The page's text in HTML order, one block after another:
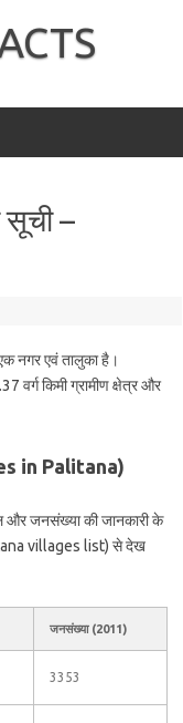
सूची –
नगर एवं तालुका है।
वर्ग किमी ग्रामीण क्षेत्र और
in Palitana)
और जनसंख्या की जानकारी के
villages list) से देख
जनसंख्या (2011)
3353